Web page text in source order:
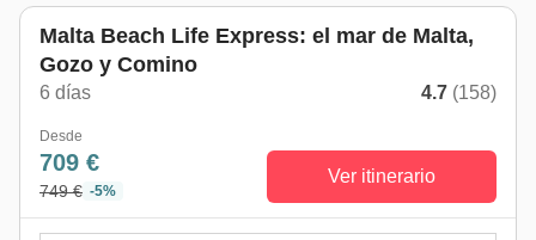
Malta Beach Life Express: el mar de Malta,
Gozo y Comino
6 días 4.7 (158)
Desde
709 €
749 € -5%
Ver itinerario